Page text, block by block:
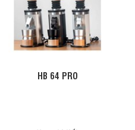
HB 64 PRO